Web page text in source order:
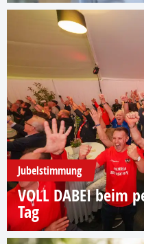
Jubelstimmung
VOLL DABEI beim
Tag